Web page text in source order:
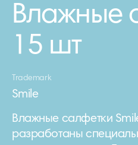
Влажные
15 шт
Trademark
Smile
Влажные салфетки
разработаны